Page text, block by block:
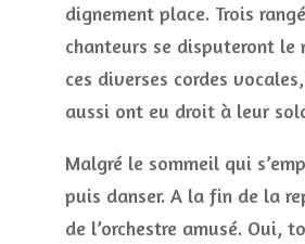
dignement place. Trois
chanteurs se disputeront le
ces diverses cordes
aussi ont eu droit à leur
Malgré le sommeil qui
puis danser. A la fin de la
de l’orchestre amusé. Oui,